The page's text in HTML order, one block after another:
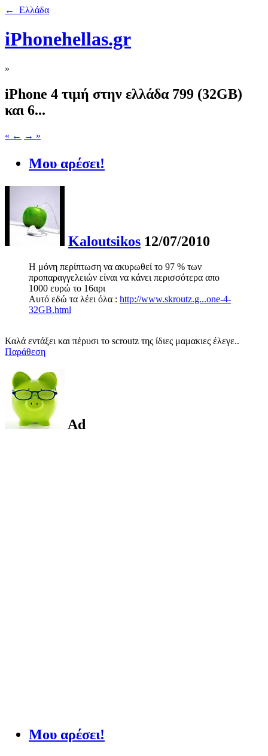
← Ελλάδα
iPhonehellas.gr
»
iPhone 4 τιμή στην ελλάδα 799 (32GB)
και 6...
« ← → »
Μου αρέσει!
Kaloutsikos 12/07/2010
Η μόνη περίπτωση να ακυρωθεί το 97 % των
προπαραγγελειών είναι να κάνει περισσότερα απο
1000 ευρώ το 16αρι
Αυτό εδώ τα λέει όλα : http://www.skroutz.g...one-4-
32GB.html
Καλά εντάξει και πέρυσι το scroutz της ίδιες μαμακιες έλεγε..
Παράθεση
Ad
Μου αρέσει!